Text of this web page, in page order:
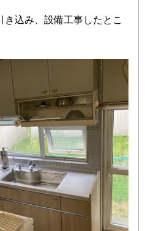
込み、設備工事したとこ